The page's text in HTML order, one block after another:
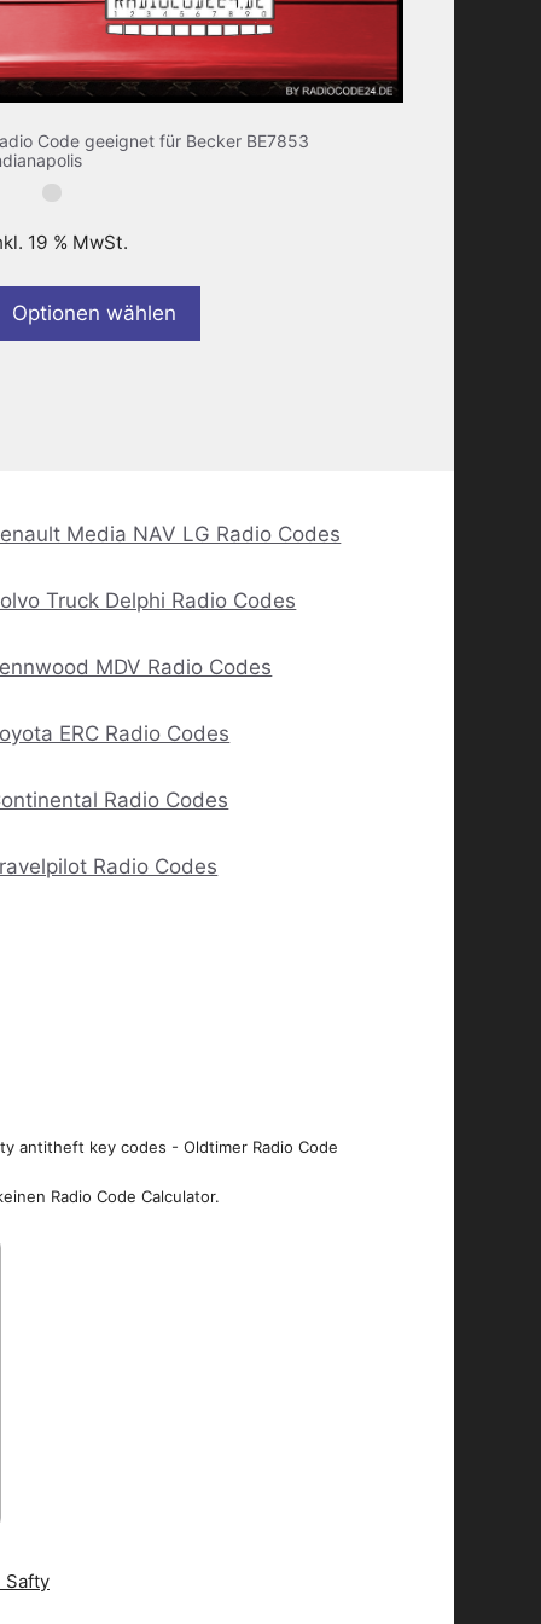
Code geeignet für Becker BE7853
19 % MwSt.
Optionen wählen
Media NAV LG Radio Codes
Truck Delphi Radio Codes
MDV Radio Codes
ERC Radio Codes
Radio Codes
Radio Codes
antitheft key codes - Oldtimer Radio Code
Radio Code Calculator.